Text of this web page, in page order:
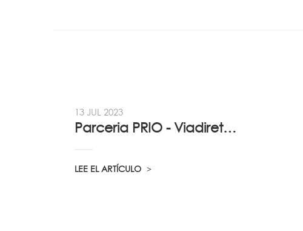
13 JUL 2023
Parceria PRIO - Viadireta - Goodafter...
LEE EL ARTÍCULO